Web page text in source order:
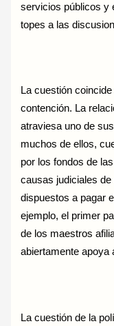
servicios públicos y
topes a las
La cuestión
contención. La
atraviesa uno de
muchos de ellos,
por los fondos de
causas judiciales
dispuestos a pagar
ejemplo, el primer
de los maestros
abiertamente apoya
La cuestión de la